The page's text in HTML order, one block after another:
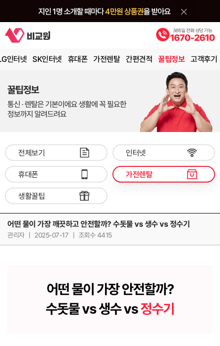
인터넷 SK인터넷 휴대폰 가전렌탈 간편견적 꿀팁정보 고객후기
꿀팁정보
통신 · 렌탈은 기본이에요 생활에 꼭 필요한
정보까지 알려드려요
전체보기 인터넷
휴대폰 가전렌탈
생활꿀팁
어떤 물이 가장 깨끗하고 안전할까? 수돗물 vs 생수 vs 정수기
관리자 2025-07-17 조회수 4415
어떤 물이 가장 안전할까?
수돗물 vs 생수 vs정수기